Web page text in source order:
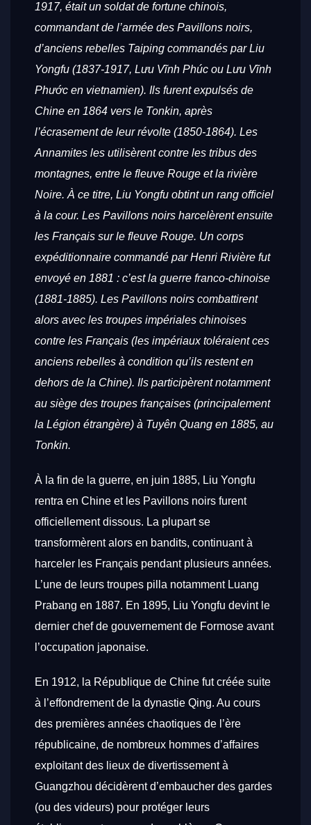
1917, était un soldat de fortune chinois,
commandant de l’armée des Pavillons noirs,
d’anciens rebelles Taiping commandés par Liu
Yongfu (1837-1917, Lưu Vĩnh Phúc ou Lưu Vĩnh
Phước en vietnamien). Ils furent expulsés de
Chine en 1864 vers le Tonkin, après
l’écrasement de leur révolte (1850-1864). Les
Annamites les utilisèrent contre les tribus des
montagnes, entre le fleuve Rouge et la rivière
Noire. À ce titre, Liu Yongfu obtint un rang officiel
à la cour. Les Pavillons noirs harcelèrent ensuite
les Français sur le fleuve Rouge. Un corps
expéditionnaire commandé par Henri Rivière fut
envoyé en 1881 : c’est la guerre franco-chinoise
(1881-1885). Les Pavillons noirs combattirent
alors avec les troupes impériales chinoises
contre les Français (les impériaux toléraient ces
anciens rebelles à condition qu’ils restent en
dehors de la Chine). Ils participèrent notamment
au siège des troupes françaises (principalement
la Légion étrangère) à Tuyên Quang en 1885, au
Tonkin.
À la fin de la guerre, en juin 1885, Liu Yongfu
rentra en Chine et les Pavillons noirs furent
officiellement dissous. La plupart se
transformèrent alors en bandits, continuant à
harceler les Français pendant plusieurs années.
L’une de leurs troupes pilla notamment Luang
Prabang en 1887. En 1895, Liu Yongfu devint le
dernier chef de gouvernement de Formose avant
l’occupation japonaise.
En 1912, la République de Chine fut créée suite
à l’effondrement de la dynastie Qing. Au cours
des premières années chaotiques de l’ère
républicaine, de nombreux hommes d’affaires
exploitant des lieux de divertissement à
Guangzhou décidèrent d’embaucher des gardes
(ou des videurs) pour protéger leurs